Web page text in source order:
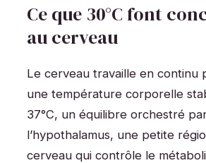
Ce que 30°C font
au cerveau
Le cerveau travaille en continu
une température corporelle
37°C, un équilibre orchestré
l’hypothalamus, une petite
cerveau qui contrôle le